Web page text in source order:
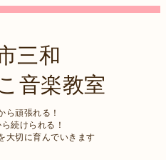
三和
音楽教室
ら頑張れる！
ら続けられる！
大切に育んでいきます